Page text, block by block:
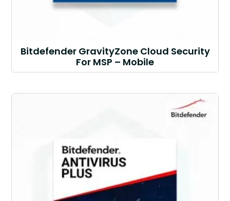
Bitdefender GravityZone Cloud Security
For MSP – Mobile